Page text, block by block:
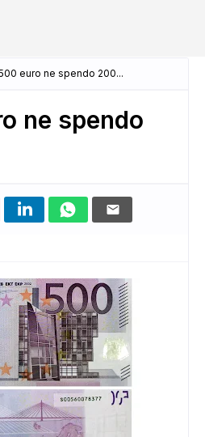
euro ne spendo 200...
ne spendo